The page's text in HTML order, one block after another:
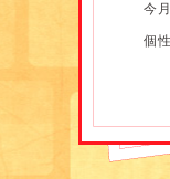
今
個
い